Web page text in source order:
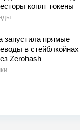
копят токены
запустила прямые
в стейблкойнах
Zerohash